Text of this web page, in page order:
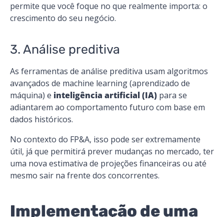
permite que você foque no que realmente importa: o
crescimento do seu negócio.
3. Análise preditiva
As ferramentas de análise preditiva usam algoritmos
avançados de machine learning (aprendizado de
máquina) e inteligência artificial (IA) para se
adiantarem ao comportamento futuro com base em
dados históricos.
No contexto do FP&A, isso pode ser extremamente
útil, já que permitirá prever mudanças no mercado, ter
uma nova estimativa de projeções financeiras ou até
mesmo sair na frente dos concorrentes​.
Implementação de uma